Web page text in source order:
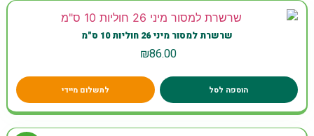
שרשרת למסור מיני 26 חוליות 10 ס"מ
₪86.00
הוספה לסל לתשלום מיידי